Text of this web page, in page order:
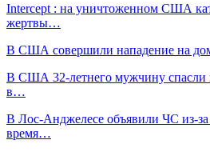
Intercept : на уничтоженном США
жертвы…
В США совершили нападение на
В США 32-летнего мужчину спасли
в…
В Лос-Анджелесе объявили ЧС из-за
время…